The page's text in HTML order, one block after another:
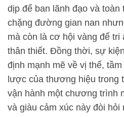
dịp để ban lãnh đạo và toàn
chặng đường gian nan
mà còn là cơ hội vàng để tri
thân thiết. Đồng thời, sự
định mạnh mẽ về vị thế,
lược của thương hiệu trong
vận hành một chương trình
và giàu cảm xúc này đòi hỏi